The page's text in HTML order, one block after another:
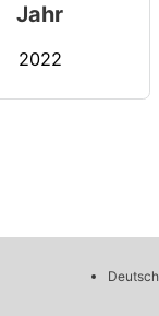
Jahr
2022
Deutsch